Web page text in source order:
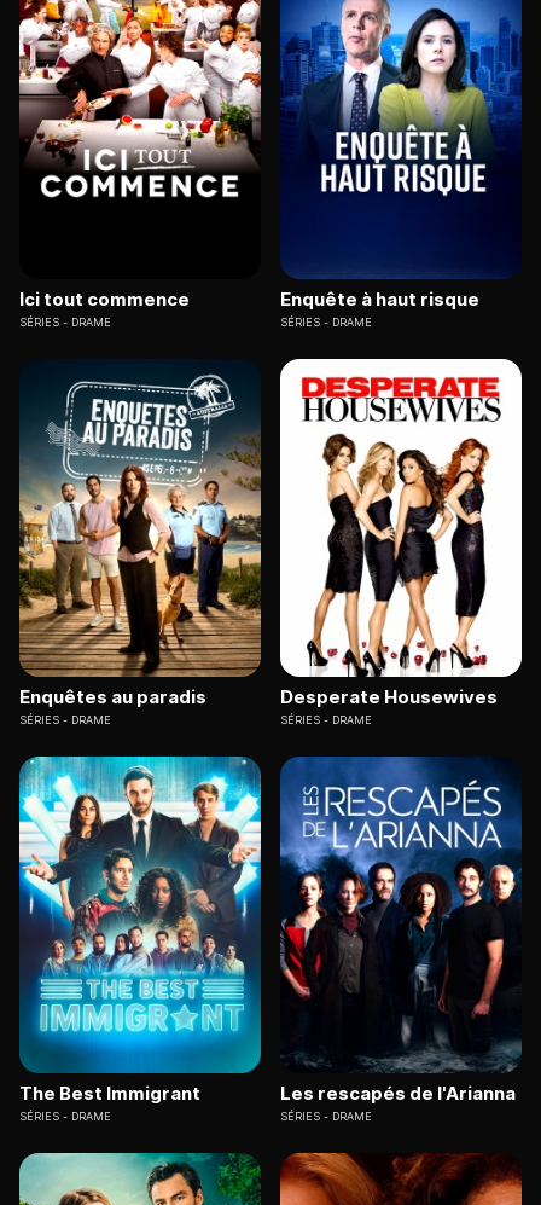
Ici tout commence
SÉRIES DRAME
Enquête à haut risque
SÉRIES DRAME
Enquêtes au paradis
SÉRIES DRAME
Desperate Housewives
SÉRIES DRAME
The Best Immigrant
SÉRIES DRAME
Les rescapés de l'Arianna
SÉRIES DRAME